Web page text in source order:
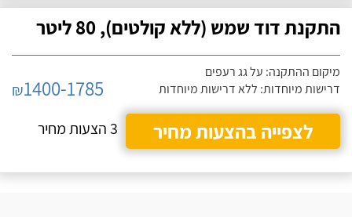
התקנת דוד שמש (ללא קולטים), 80 ליטר
מיקום ההתקנה: על גג רעפים
דרישות מיוחדות: ללא דרישות מיוחדות
₪1400-1785
לצפייה בהצעות מחיר
3 הצעות מחיר